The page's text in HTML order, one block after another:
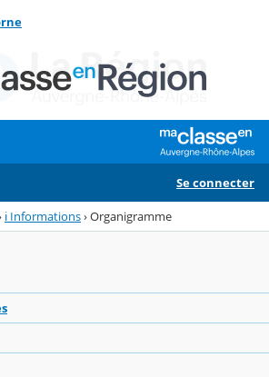
Se connecter
ℹ️ Informations›Organigramme